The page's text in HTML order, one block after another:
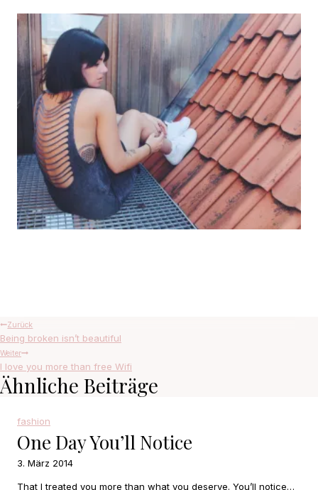
Beitragsnavigation
Zurück
Being broken isn’t beautiful
Weiter
I love you more than free Wifi
Ähnliche Beiträge
fashion
One Day You’ll Notice
3. März 2014
That I treated you more than what you deserve. You’ll notice…